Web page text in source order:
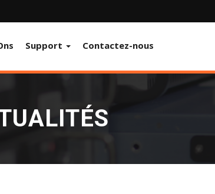
Support Contactez-nous